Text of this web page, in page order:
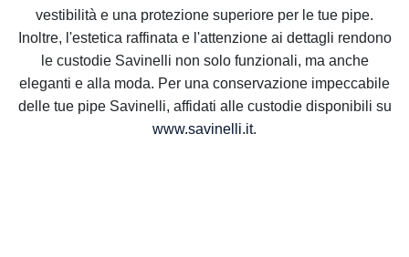
vestibilità e una protezione superiore per le tue pipe.
Inoltre, l'estetica raffinata e l'attenzione ai dettagli rendono
le custodie Savinelli non solo funzionali, ma anche
eleganti e alla moda. Per una conservazione impeccabile
delle tue pipe Savinelli, affidati alle custodie disponibili su
www.savinelli.it.